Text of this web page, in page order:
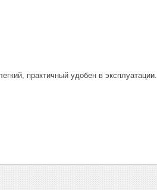
практичный удобен в эксплуатации.